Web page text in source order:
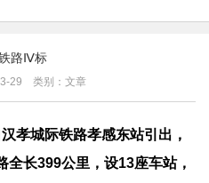
路Ⅳ标
29 类别：文章
孝城际铁路孝感东站引出，
全长399公里，设13座车站，